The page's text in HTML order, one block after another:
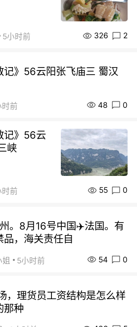
5小时前 326 2
记》56云阳张飞庙三 蜀汉
时前 48 0
记》56云
峡
时前 55 0
。8月16号中国✈️法国。有
，海关责任自
5小时前 54 0
，理货员工资结构是怎么样
那种